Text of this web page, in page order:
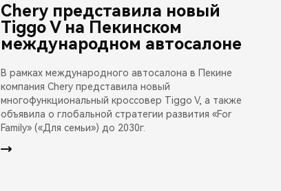
Chery представила новый
Tiggo V на Пекинском
международном автосалоне
В рамках международного автосалона в Пекине
компания Chery представила новый
многофункциональный кроссовер Tiggo V, а также
объявила о глобальной стратегии развития «For
Family» («Для семьи») до 2030г.